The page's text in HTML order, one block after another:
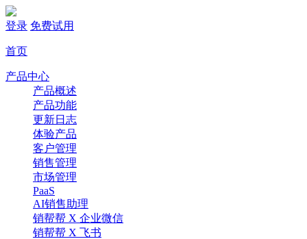
登录 免费试用
首页
产品中心
产品概述
产品功能
更新日志
体验产品
客户管理
销售管理
市场管理
PaaS
AI销售助理
销帮帮 X 企业微信
销帮帮 X 飞书